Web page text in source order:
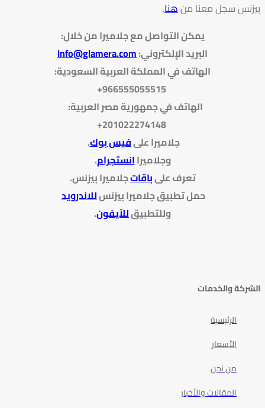
بيزنس سجل معنا منهنا.
يمكن التواصل مع جلاميرا من خلال:
البريد الإلكتروني:
Info@glamera.com
الهاتف في المملكة العربية السعودية:
الهاتف في جمهورية مصر العربية:
جلاميرا علىفيس بوك.
وجلاميراانستجرام.
تعرف علىباقاتجلاميرا بيزنس.
حمل تطبيق جلاميرا بيزنسللاندرويد
وللتطبيقللآيفون.
الشركة والخدمات
الرئيسية
الأسعار
من نحن
المقالات والأخبار